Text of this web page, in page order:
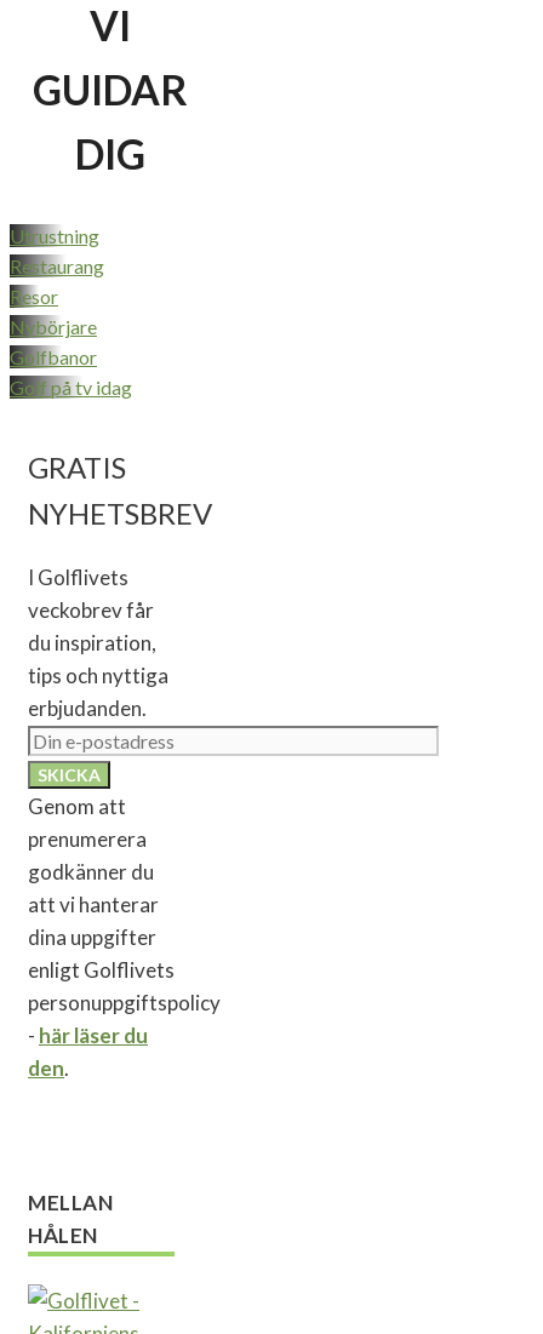
VI
GUIDAR
DIG
Utrustning
Restaurang
Resor
Nybörjare
Golfbanor
Golf på tv idag
GRATIS
NYHETSBREV
I Golflivets
veckobrev får
du inspiration,
tips och nyttiga
erbjudanden.
Genom att
prenumerera
godkänner du
att vi hanterar
dina uppgifter
enligt Golflivets
personuppgiftspolicy
- här läser du
den.
MELLAN
HÅLEN